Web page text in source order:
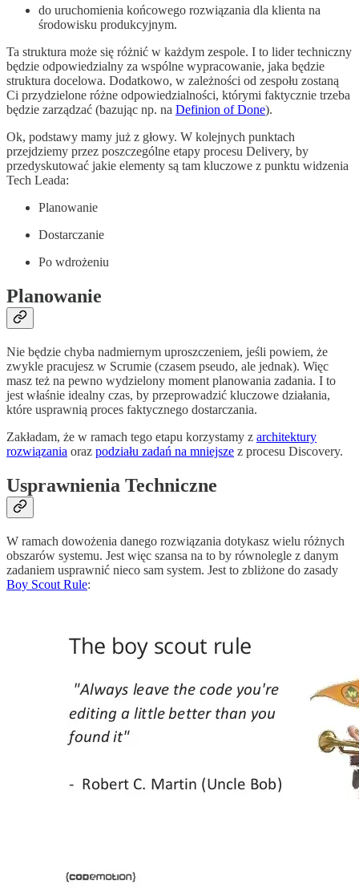
do uruchomienia końcowego rozwiązania dla klienta na
środowisku produkcyjnym.
Ta struktura może się różnić w każdym zespole. I to lider techniczny
będzie odpowiedzialny za wspólne wypracowanie, jaka będzie
struktura docelowa. Dodatkowo, w zależności od zespołu zostaną
Ci przydzielone różne odpowiedzialności, którymi faktycznie trzeba
będzie zarządzać (bazując np. na Definion of Done).
Ok, podstawy mamy już z głowy. W kolejnych punktach
przejdziemy przez poszczególne etapy procesu Delivery, by
przedyskutować jakie elementy są tam kluczowe z punktu widzenia
Tech Leada:
Planowanie
Dostarczanie
Po wdrożeniu
Planowanie
Nie będzie chyba nadmiernym uproszczeniem, jeśli powiem, że
zwykle pracujesz w Scrumie (czasem pseudo, ale jednak). Więc
masz też na pewno wydzielony moment planowania zadania. I to
jest właśnie idealny czas, by przeprowadzić kluczowe działania,
które usprawnią proces faktycznego dostarczania.
Zakładam, że w ramach tego etapu korzystamy z architektury
rozwiązania oraz podziału zadań na mniejsze z procesu Discovery.
Usprawnienia Techniczne
W ramach dowożenia danego rozwiązania dotykasz wielu różnych
obszarów systemu. Jest więc szansa na to by równolegle z danym
zadaniem usprawnić nieco sam system. Jest to zbliżone do zasady
Boy Scout Rule: